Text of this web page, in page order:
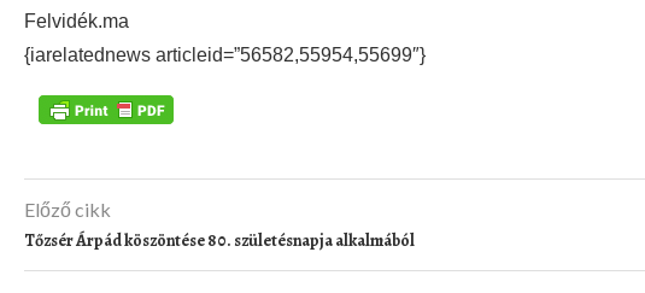
Felvidék.ma
{iarelatednews articleid=”56582,55954,55699″}
Előző cikk
Tőzsér Árpád köszöntése 80. születésnapja alkalmából